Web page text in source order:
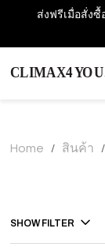
ส่งฟรีเมื่อสั่งซื้
Home / สินค้า /
SHOW FILTER